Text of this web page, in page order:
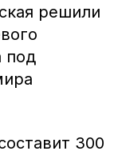
решили
под
300